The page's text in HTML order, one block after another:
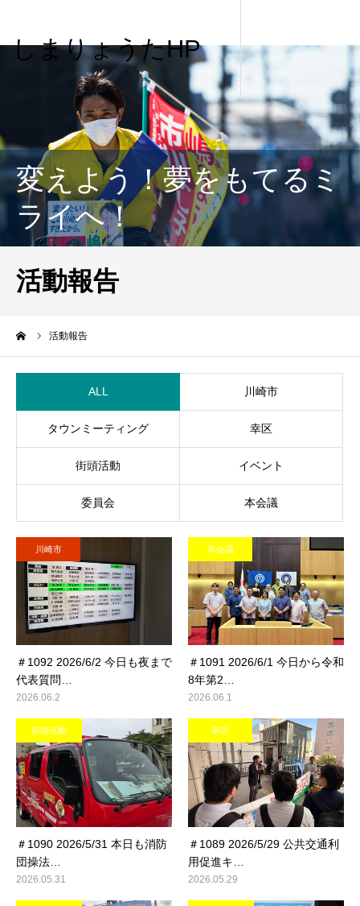
しまりょうたHP
変えよう！夢をもてるミ
ライへ！
活動報告
活動報告
ALL 川崎市
タウンミーティング 幸区
街頭活動 イベント
委員会 本会議
川崎市
＃1092 2026/6/2 今日も夜まで
代表質問…
2026.06.2
本会議
＃1091 2026/6/1 今日から令和
8年第2…
2026.06.1
街頭活動
＃1090 2026/5/31 本日も消防
団操法…
2026.05.31
幸区
＃1089 2026/5/29 公共交通利
用促進キ…
2026.05.29